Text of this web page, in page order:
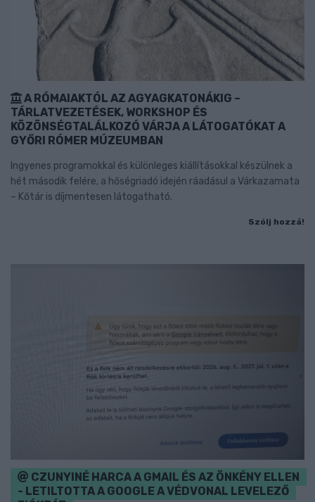
A RÓMAIAKTÓL AZ AGYAGKATONÁKIG –
TÁRLATVEZETÉSEK, WORKSHOP ÉS
KÖZÖNSÉGTALÁLKOZÓ VÁRJA A LÁTOGATÓKAT A
GYŐRI RÓMER MÚZEUMBAN
Ingyenes programokkal és különleges kiállításokkal készülnek a
hét második felére, a hőségriadó idején ráadásul a Várkazamata
– Kőtár is díjmentesen látogatható.
Szólj hozzá!
CZUNYINÉ HARCA A GMAIL ÉS AZ ÖNKÉNY ELLEN
- LETILTOTTA A GOOGLE A VÉDVONAL LEVELEZŐ